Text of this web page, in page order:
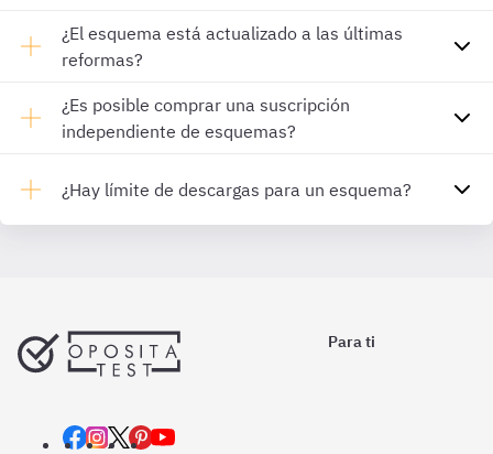
¿El esquema está actualizado a las últimas
reformas?
¿Es posible comprar una suscripción
independiente de esquemas?
¿Hay límite de descargas para un esquema?
Para ti